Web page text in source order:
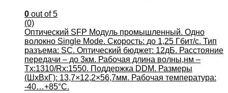
0 out of 5
(0)
Оптический SFP Модуль промышленный. Одно
волокно Single Mode. Скорость: до 1,25 Гбит/c. Тип
разъема: SC. Оптический бюджет: 12дБ. Расстояние
передачи – до 3км. Рабочая длина волны,нм –
Tx:1310/Rx:1550. Поддержка DDM. Размеры
(ШхВхГ): 13,7×12,2×56,7мм. Рабочая температура:
-40…+85°С.